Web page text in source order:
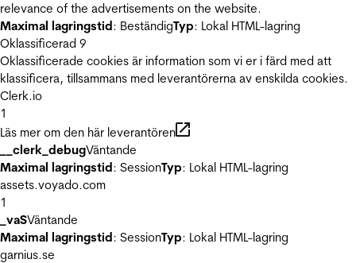
relevance of the advertisements on the website.
Maximal lagringstid: BeständigTyp: Lokal HTML-lagring
Oklassificerad 9
Oklassificerade cookies är information som vi er i färd med att
klassificera, tillsammans med leverantörerna av enskilda cookies.
Clerk.io
1
Läs mer om den här leverantören
__clerk_debugVäntande
Maximal lagringstid: SessionTyp: Lokal HTML-lagring
assets.voyado.com
1
_vaSVäntande
Maximal lagringstid: SessionTyp: Lokal HTML-lagring
garnius.se